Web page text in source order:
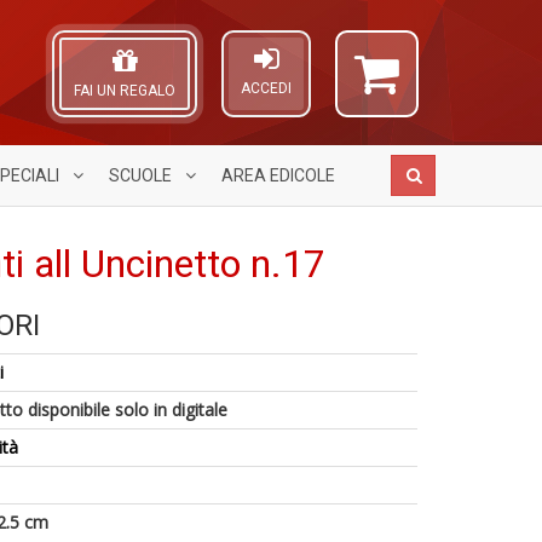
ACCEDI
FAI UN REGALO
SCUOLE AREA EDICOLE
all Uncinetto n.17
disponibile solo in digitale
cm